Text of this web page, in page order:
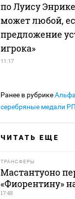
по Луису
может любой,
предложение
игрока»
11:17
Ранее в рубрике
серебряные медали
ЧИТАТЬ ЕЩЕ
ТРАНСФЕРЫ
Мастантуоно
«Фиорентину»
17:48